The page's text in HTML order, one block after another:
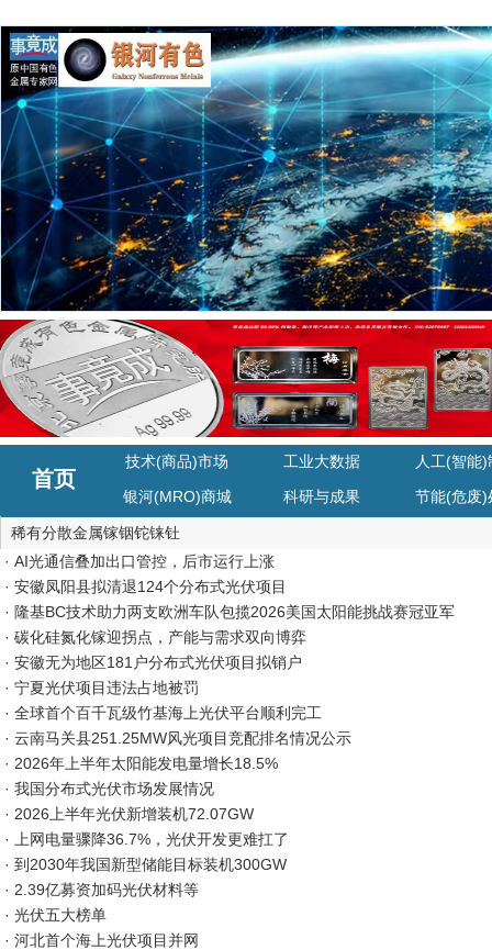
首页
技术(商品)市场 工业大数据
人工(智能)
银河(MRO)商城
科研与成果 节能(危废)
稀有分散金属镓铟铊铼钍
· AI光通信叠加出口管控，后市运行上涨
· 安徽凤阳县拟清退124个分布式光伏项目
· 隆基BC技术助力两支欧洲车队包揽2026美国太阳能挑战赛冠亚军
· 碳化硅氮化镓迎拐点，产能与需求双向博弈
· 安徽无为地区181户分布式光伏项目拟销户
· 宁夏光伏项目违法占地被罚
· 全球首个百千瓦级竹基海上光伏平台顺利完工
· 云南马关县251.25MW风光项目竞配排名情况公示
· 2026年上半年太阳能发电量增长18.5%
· 我国分布式光伏市场发展情况
· 2026上半年光伏新增装机72.07GW
· 上网电量骤降36.7%，光伏开发更难扛了
· 到2030年我国新型储能目标装机300GW
· 2.39亿募资加码光伏材料等
· 光伏五大榜单
· 河北首个海上光伏项目并网